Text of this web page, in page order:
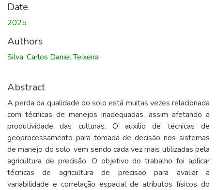
Date
2025
Authors
Silva, Carlos Daniel Teixeira
Abstract
A perda da qualidade do solo está muitas vezes relacionada
com técnicas de manejos inadequadas, assim afetando a
produtividade das culturas. O auxílio de técnicas de
geoprocessamento para tomada de decisão nos sistemas
de manejo do solo, vem sendo cada vez mais utilizadas pela
agricultura de precisão. O objetivo do trabalho foi aplicar
técnicas de agricultura de precisão para avaliar a
variabilidade e correlação espacial de atributos físicos do